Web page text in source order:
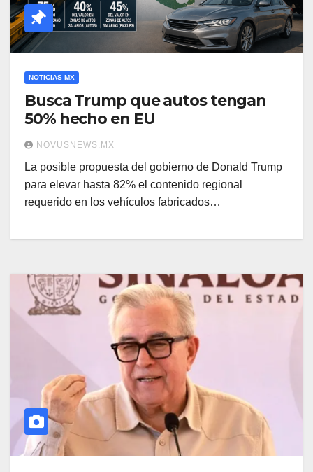
NOTICIAS MX
Busca Trump que autos tengan
50% hecho en EU
NOVUSNEWS.MX
La posible propuesta del gobierno de Donald Trump
para elevar hasta 82% el contenido regional
requerido en los vehículos fabricados…